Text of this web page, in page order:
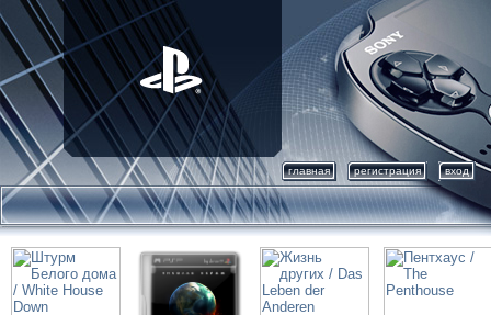
главная регистрация вход